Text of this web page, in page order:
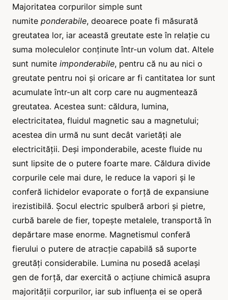
Majoritatea corpurilor simple sunt
numite ponderabile, deoarece poate fi măsurată
greutatea lor, iar această greutate este în relație cu
suma moleculelor conținute într-un volum dat. Altele
sunt numite imponderabile, pentru că nu au nici o
greutate pentru noi și oricare ar fi cantitatea lor sunt
acumulate într-un alt corp care nu augmentează
greutatea. Acestea sunt: căldura, lumina,
electricitatea, fluidul magnetic sau a magnetului;
acestea din urmă nu sunt decât varietăți ale
electricității. Deși imponderabile, aceste fluide nu
sunt lipsite de o putere foarte mare. Căldura divide
corpurile cele mai dure, le reduce la vapori și le
conferă lichidelor evaporate o forță de expansiune
irezistibilă. Șocul electric spulberă arbori și pietre,
curbă barele de fier, topește metalele, transportă în
depărtare mase enorme. Magnetismul conferă
fierului o putere de atracție capabilă să suporte
greutăți considerabile. Lumina nu posedă același
gen de forță, dar exercită o acțiune chimică asupra
majorității corpurilor, iar sub influența ei se operă